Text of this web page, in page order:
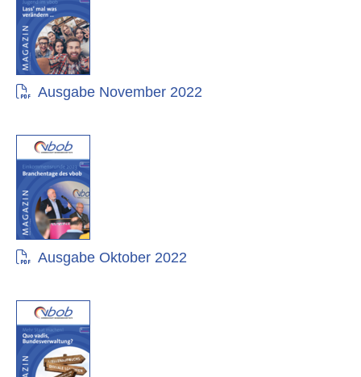
Ausgabe November 2022
Ausgabe Oktober 2022